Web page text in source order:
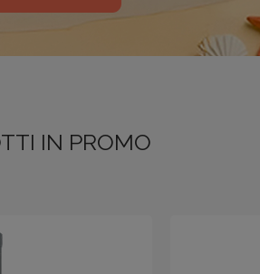
IN PROMO